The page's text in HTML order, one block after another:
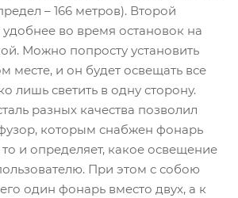
– 166 метров). Второй
удобнее во время остановок на
Можно попросту установить
месте, и он будет освещать все
лишь светить в одну сторону.
разных качества позволил
которым снабжен фонарь
и определяет, какое освещение
При этом с собою
один фонарь вместо двух, а к